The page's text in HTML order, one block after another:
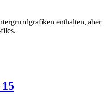
enthalten, aber